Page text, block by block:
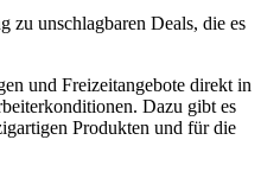
zu unschlagbaren Deals, die es
und Freizeitangebote direkt in
Dazu gibt es
Produkten und für die